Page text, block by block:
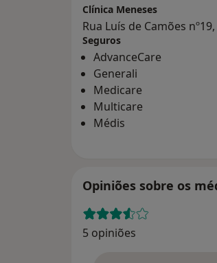
Clínica Meneses
Rua Luís de Camões
Seguros
AdvanceCare
Generali
Medicare
Multicare
Médis
Opiniões sobre os
5 opiniões